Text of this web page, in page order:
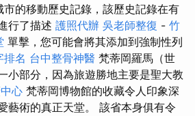
市的移動歷史記錄，該歷史記錄在有
行了描述 護照代辦 吳老師整復 - 竹
單擊，您可能會將其添加到強制性列
名 台中整骨神醫 梵蒂岡羅馬（世
小部分，因為旅遊勝地主要是聖大教
心 梵蒂岡博物館的收藏令人印象深
藝術的真正天堂。 該省本身俱有令